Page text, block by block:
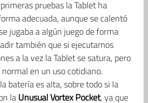
pruebas la Tablet ha
adecuada, aunque se calentó
jugaba a algún juego de forma
también que si ejecutamos
a la vez la Tablet se satura, pero
en un uso cotidiano.
batería es alta, sobre todo si la
laUnusual Vortex Pocket, ya que